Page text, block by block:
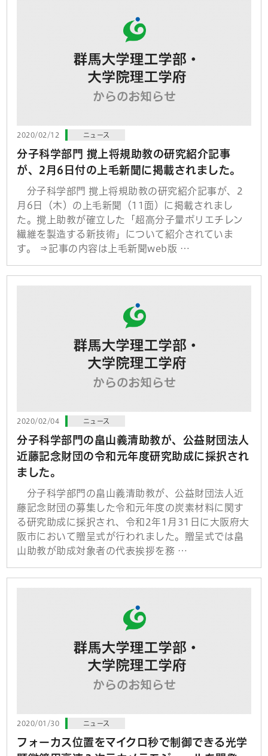
2020/02/12 ニュース
分子科学部門 撹上将規助教の研究紹介記事
が、2月6日付の上毛新聞に掲載されました。
分子科学部門 撹上将規助教の研究紹介記事が、2
月6日（木）の上毛新聞（11面）に掲載されまし
た。撹上助教が確立した「超高分子量ポリエチレン
繊維を製造する新技術」について紹介されていま
す。 ⇒記事の内容は上毛新聞web版 …
2020/02/04 ニュース
分子科学部門の畠山義清助教が、公益財団法人
近藤記念財団の令和元年度研究助成に採択され
ました。
分子科学部門の畠山義清助教が、公益財団法人近
藤記念財団の募集した令和元年度の炭素材料に関す
る研究助成に採択され、令和2年1月31日に大阪府大
阪市において贈呈式が行われました。贈呈式では畠
山助教が助成対象者の代表挨拶を務 …
2020/01/30 ニュース
フォーカス位置をマイクロ秒で制御できる光学